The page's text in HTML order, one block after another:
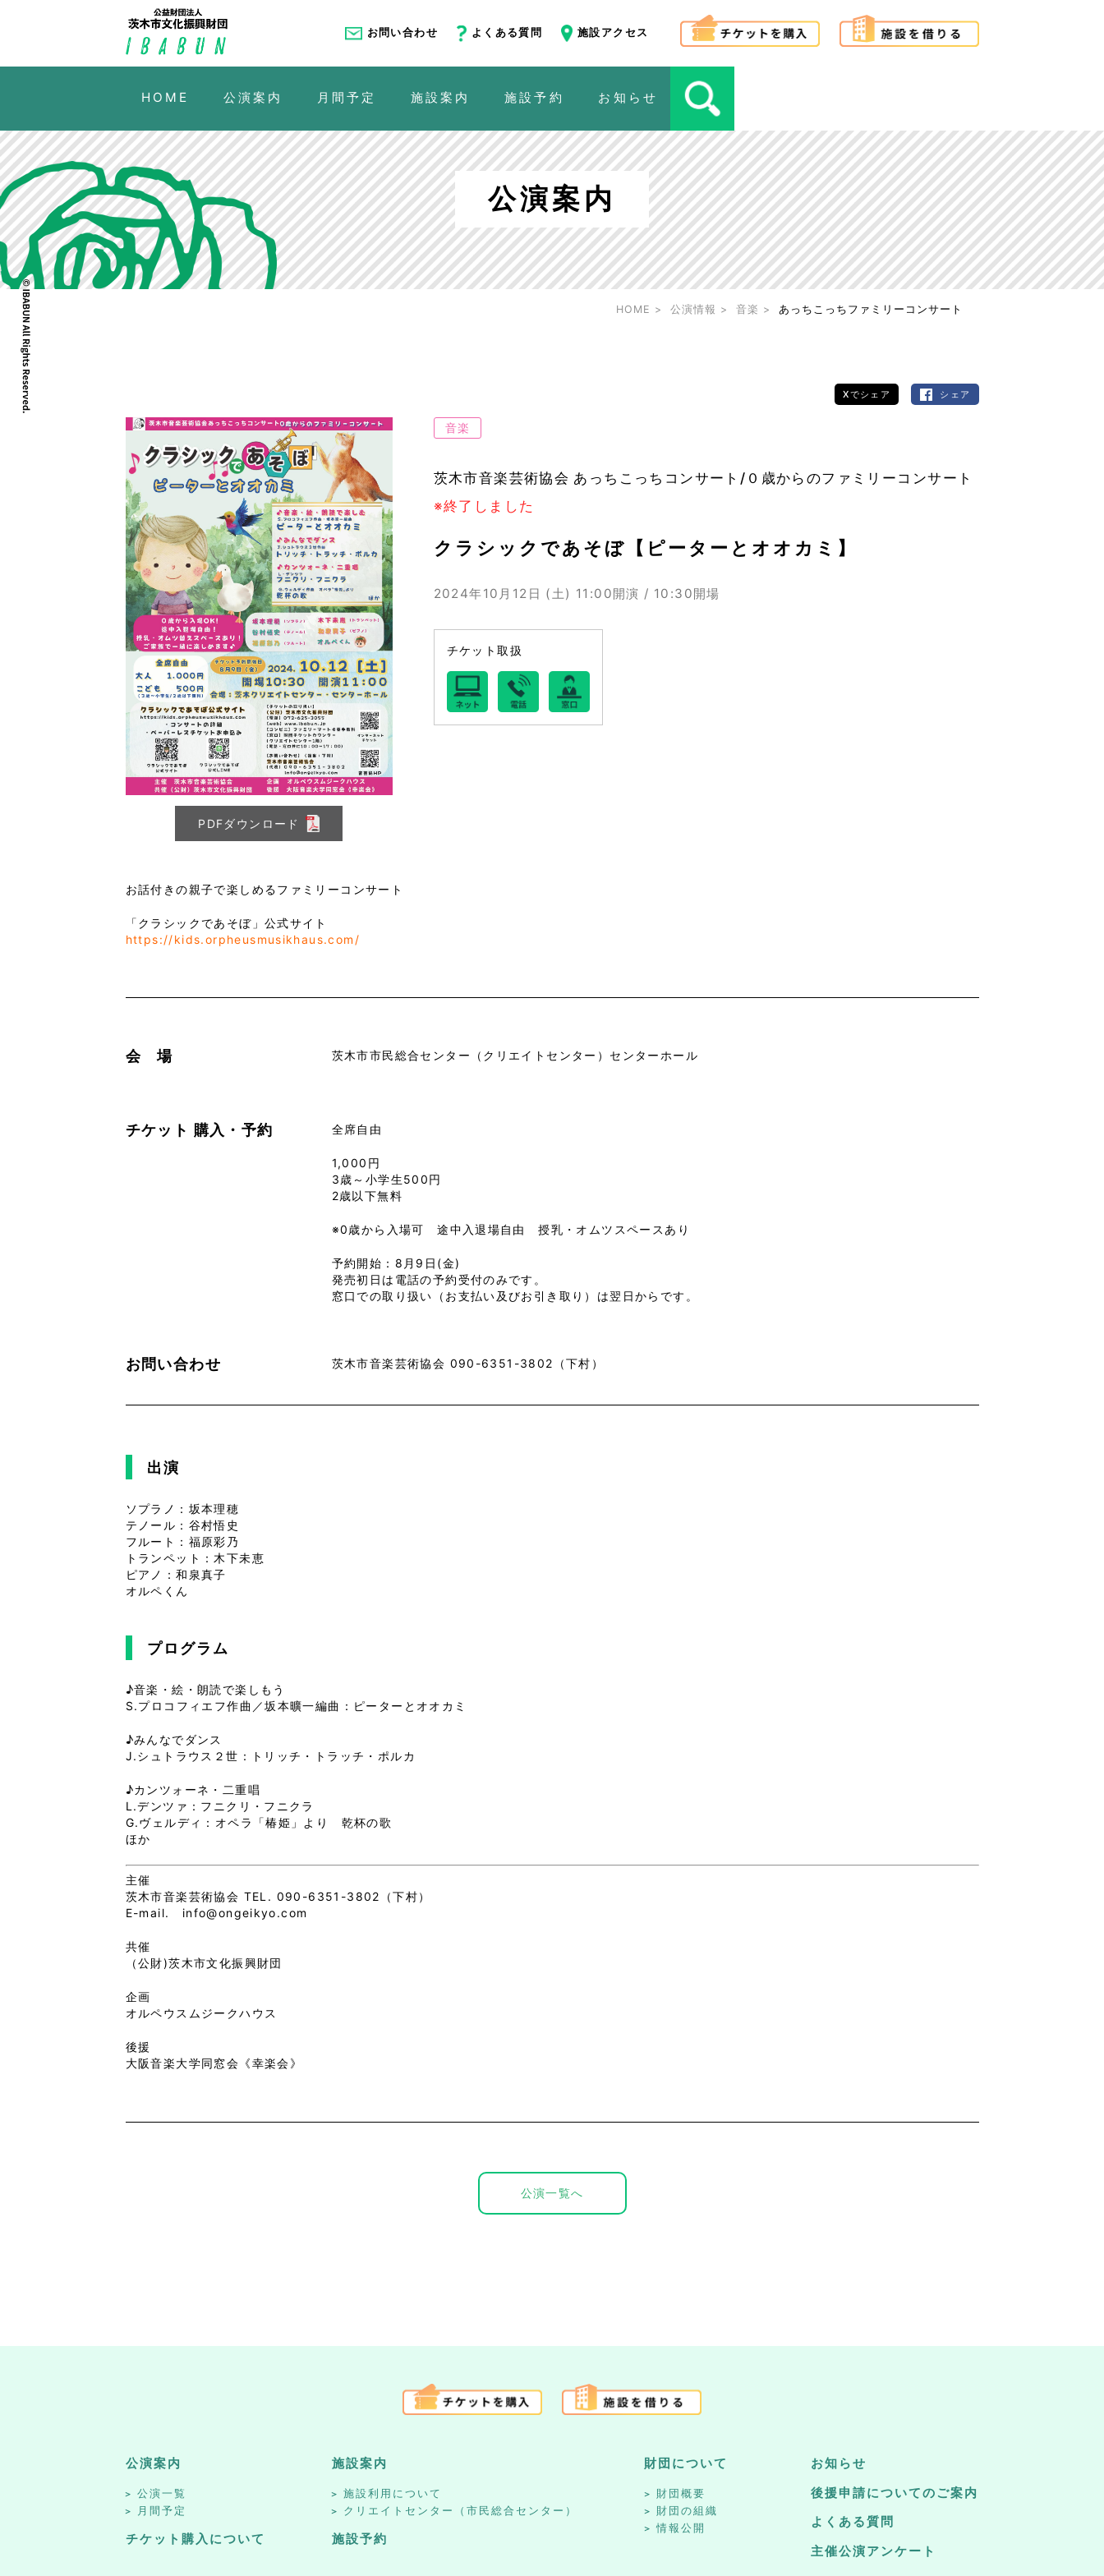
お問い合わせ よくある質問 施設アクセス
HOME 公演案内 月間予定 施設案内 施設予約 お知らせ
公演案内
HOME 公演情報 音楽 あっちこっちファミリーコンサート
Xでシェア シェア
PDFダウンロード
音楽
茨木市音楽芸術協会 あっちこっちコンサート/０歳からのファミリーコンサート
※終了しました
クラシックであそぼ【ピーターとオオカミ】
2024年10月12日 (土) 11:00開演 / 10:30開場
チケット取扱
お話付きの親子で楽しめるファミリーコンサート
「クラシックであそぼ」公式サイト
https://kids.orpheusmusikhaus.com/
会 場 茨木市市民総合センター（クリエイトセンター）センターホール
チケット 購入・予約 全席自由
1,000円
3歳～小学生500円
2歳以下無料
※0歳から入場可 途中入退場自由 授乳・オムツスペースあり
予約開始：8月9日(金)
発売初日は電話の予約受付のみです。
窓口での取り扱い（お支払い及びお引き取り）は翌日からです。
お問い合わせ 茨木市音楽芸術協会 090-6351-3802（下村）
出演
ソプラノ：坂本理穂
テノール：谷村悟史
フルート：福原彩乃
トランペット：木下未恵
ピアノ：和泉真子
オルペくん
プログラム
♪音楽・絵・朗読で楽しもう
S.プロコフィエフ作曲／坂本曠一編曲：ピーターとオオカミ
♪みんなでダンス
J.シュトラウス２世：トリッチ・トラッチ・ポルカ
♪カンツォーネ・二重唱
L.デンツァ：フニクリ・フニクラ
G.ヴェルディ：オペラ「椿姫」より 乾杯の歌
ほか
主催
茨木市音楽芸術協会 TEL. 090-6351-3802
（下村）
E-mail. info@ongeikyo.com
共催
（公財)茨木市文化振興財団
企画
オルペウスムジークハウス
後援
大阪音楽大学同窓会《幸楽会》
公演一覧へ
公演案内
公演一覧
月間予定
チケット購入について
施設案内
施設利用について
クリエイトセンター（市民総合センター）
施設予約
財団について
財団概要
財団の組織
情報公開
お知らせ
後援申請についてのご案内
よくある質問
主催公演アンケート